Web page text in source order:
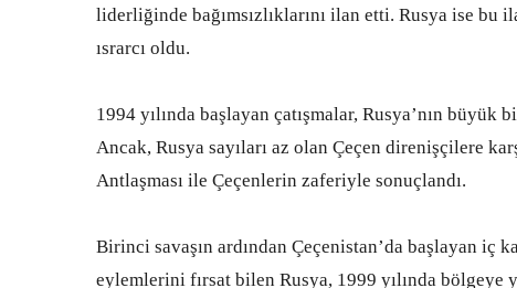
liderliğinde bağımsızlıklarını ilan etti. Rusya ise bu
ısrarcı oldu.
1994 yılında başlayan çatışmalar, Rusya’nın büyük
Ancak, Rusya sayıları az olan Çeçen direnişçilere
Antlaşması ile Çeçenlerin zaferiyle sonuçlandı.
Birinci savaşın ardından Çeçenistan’da başlayan iç
eylemlerini fırsat bilen Rusya, 1999 yılında